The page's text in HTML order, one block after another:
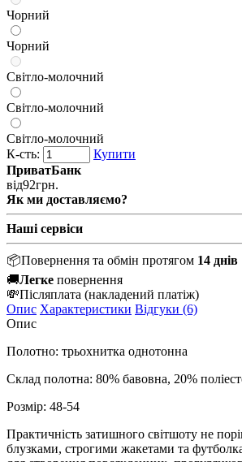
Чорний
Чорний
Світло-молочний
Світло-молочний
Світло-молочний
К-сть:
Купити
ПриватБанк
від92грн.
Як ми доставляємо?
Наші сервіси
📦Повернення та обмін протягом 14 днів
🚚Легке повернення
💸Післяплата (накладений платіж)
Опис Характеристики Відгуки (6)
Опис
Полотно: трьохнитка однотонна
Склад полотна: 80% бавовна, 20%
Розмір: 48-54
Практичність затишного світшоту не
блузками, строгими жакетами та